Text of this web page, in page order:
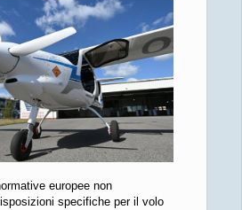
europee non
specifiche per il volo